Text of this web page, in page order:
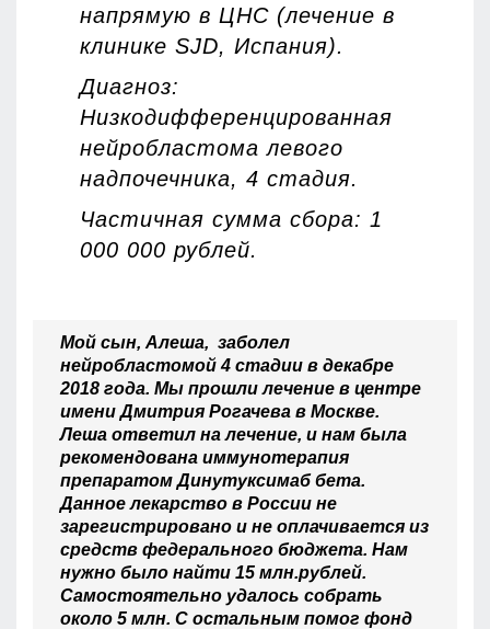
напрямую в ЦНС (лечение в
клинике SJD, Испания).
Диагноз:
Низкодифференцированная
нейробластома левого
надпочечника, 4 стадия.
Частичная сумма сбора: 1
000 000 рублей.
Мой сын, Алеша, заболел
нейробластомой 4 стадии в декабре
2018 года. Мы прошли лечение в центре
имени Дмитрия Рогачева в Москве.
Леша ответил на лечение, и нам была
рекомендована иммунотерапия
препаратом Динутуксимаб бета.
Данное лекарство в России не
зарегистрировано и не оплачивается из
средств федерального бюджета. Нам
нужно было найти 15 млн.рублей.
Самостоятельно удалось собрать
около 5 млн. С остальным помог фонд